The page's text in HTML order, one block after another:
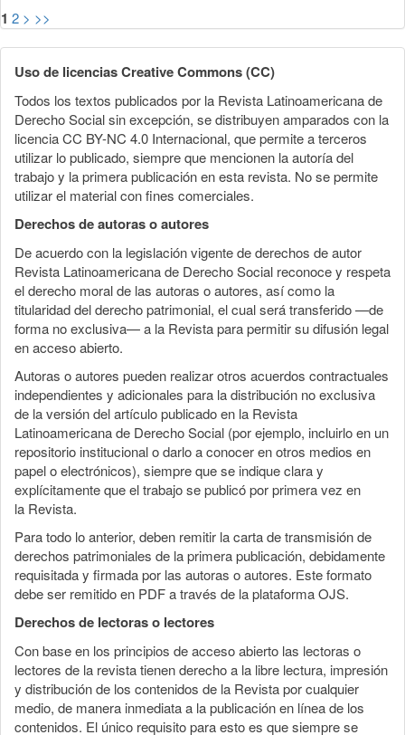
1 2 > >>
Uso de licencias Creative Commons (CC)
Todos los textos publicados por la Revista Latinoamericana de
Derecho Social sin excepción, se distribuyen amparados con la
licencia CC BY-NC 4.0 Internacional, que permite a terceros
utilizar lo publicado, siempre que mencionen la autoría del
trabajo y la primera publicación en esta revista. No se permite
utilizar el material con fines comerciales.
Derechos de autoras o autores
De acuerdo con la legislación vigente de derechos de autor
Revista Latinoamericana de Derecho Social reconoce y respeta
el derecho moral de las autoras o autores, así como la
titularidad del derecho patrimonial, el cual será transferido —de
forma no exclusiva— a la Revista para permitir su difusión legal
en acceso abierto.
Autoras o autores pueden realizar otros acuerdos contractuales
independientes y adicionales para la distribución no exclusiva
de la versión del artículo publicado en la Revista
Latinoamericana de Derecho Social (por ejemplo, incluirlo en un
repositorio institucional o darlo a conocer en otros medios en
papel o electrónicos), siempre que se indique clara y
explícitamente que el trabajo se publicó por primera vez en
la Revista.
Para todo lo anterior, deben remitir la carta de transmisión de
derechos patrimoniales de la primera publicación, debidamente
requisitada y firmada por las autoras o autores. Este formato
debe ser remitido en PDF a través de la plataforma OJS.
Derechos de lectoras o lectores
Con base en los principios de acceso abierto las lectoras o
lectores de la revista tienen derecho a la libre lectura, impresión
y distribución de los contenidos de la Revista por cualquier
medio, de manera inmediata a la publicación en línea de los
contenidos. El único requisito para esto es que siempre se